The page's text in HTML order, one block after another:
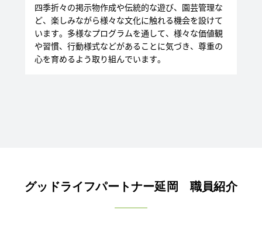
四季折々の掲示物作成や伝統的な遊び、園芸管理な
ど、楽しみながら様々な文化に触れる機会を設けて
います。多様なプログラムを通して、様々な価値観
や習慣、行動様式などがあることに気づき、尊重の
心を育めるよう取り組んでいます。
グッドライフパートナー延岡 職員紹介